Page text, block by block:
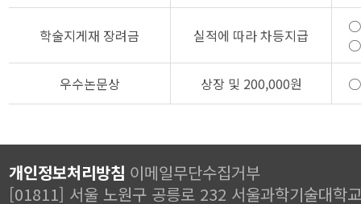
학술지게재 장려금 실적에 따라 차등지급
우수논문상
상장 및 200,000원
개인정보처리방침 이메일무단수집거부
[01811] 서울 노원구 공릉로 232 서울과학기술대학